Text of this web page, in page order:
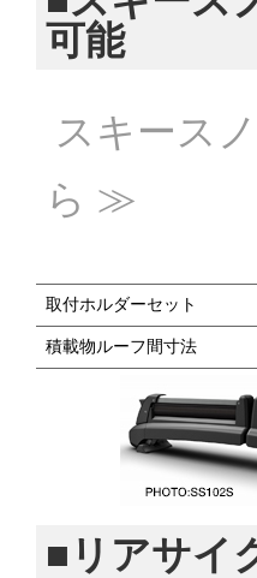
可能
スキース
ら ≫
取付ホルダーセット
積載物ルーフ間寸法
■リアサイ